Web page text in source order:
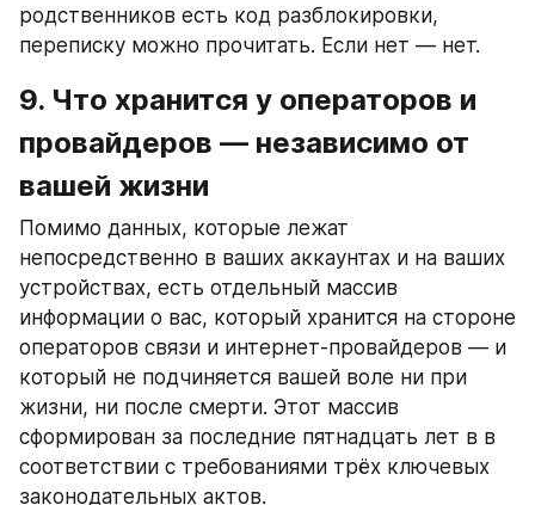
родственников есть код разблокировки,
переписку можно прочитать. Если нет — нет.
9. Что хранится у операторов и
провайдеров — независимо от
вашей жизни
Помимо данных, которые лежат
непосредственно в ваших аккаунтах и на ваших
устройствах, есть отдельный массив
информации о вас, который хранится на стороне
операторов связи и интернет-провайдеров — и
который не подчиняется вашей воле ни при
жизни, ни после смерти. Этот массив
сформирован за последние пятнадцать лет в в
соответствии с требованиями трёх ключевых
законодательных актов.